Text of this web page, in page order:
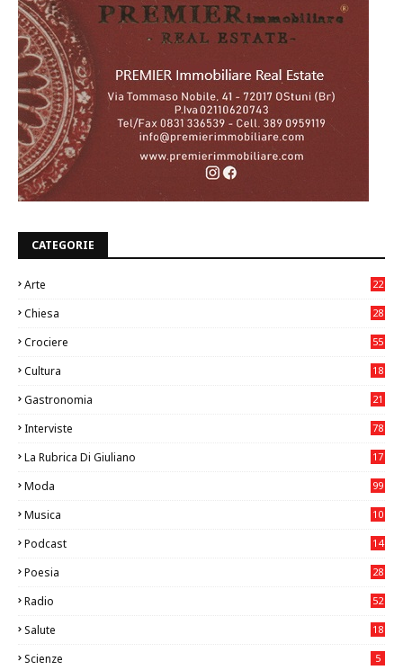
CATEGORIE
Arte
22
Chiesa
28
Crociere 55
Cultura
18
Gastronomia
21
Interviste 78
La Rubrica Di Giuliano
17
Moda 99
Musica
10
Podcast 14
Poesia 28
Radio 52
Salute
18
Scienze 5